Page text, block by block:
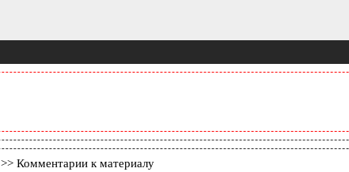
>> Комментарии к материалу